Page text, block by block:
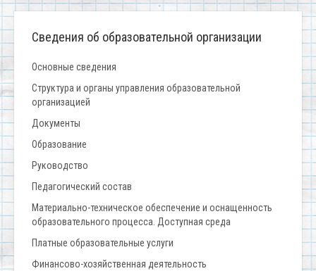
Сведения об образовательной организации
Основные сведения
Структура и органы управления образовательной
организацией
Документы
Образование
Руководство
Педагогический состав
Материально-техническое обеспечение и оснащенность
образовательного процесса. Доступная среда
Платные образовательные услуги
Финансово-хозяйственная деятельность